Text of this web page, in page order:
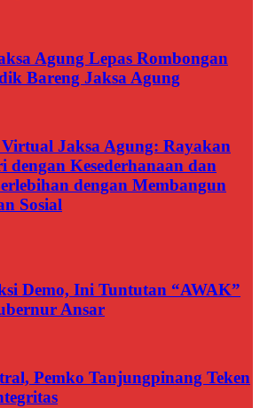
Agung Lepas Rombongan
Bareng Jaksa Agung
Jaksa Agung: Rayakan
dengan Kesederhanaan dan
dengan Membangun
Sosial
Demo, Ini Tuntutan “AWAK”
Ansar
Pemko Tanjungpinang Teken